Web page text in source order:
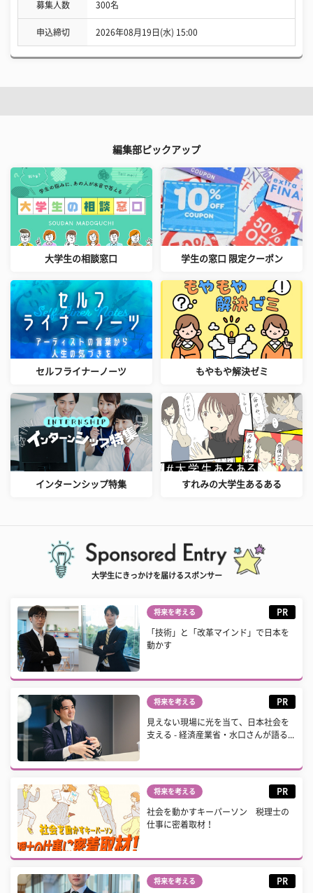
募集人数 300名
申込締切 2026年08月19日(水) 15:00
編集部ピックアップ
大学生の相談窓口 学生の窓口 限定クーポン
セルフライナーノーツ もやもや解決ゼミ
インターンシップ特集 すれみの大学生あるある
大学生にきっかけを届けるスポンサー
将来を考える PR
「技術」と「改革マインド」で日本を
動かす
将来を考える PR
見えない現場に光を当て、日本社会を
支える - 経済産業省・水口さんが語る...
将来を考える PR
社会を動かすキーパーソン 税理士の
仕事に密着取材！
将来を考える PR